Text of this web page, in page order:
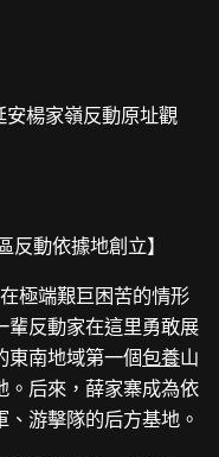
安楊家嶺反動原址觀
動依據地創立】
端艱巨困苦的情形
輩反動家在這里勇敢展
東南地域第一個包養山
后來，薛家寨成為依
游擊隊的后方基地。